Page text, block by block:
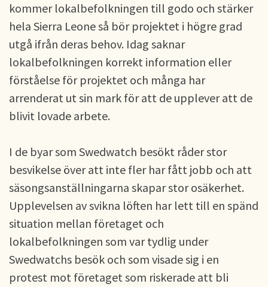
kommer lokalbefolkningen till godo och stärker
hela Sierra Leone så bör projektet i högre grad
utgå ifrån deras behov. Idag saknar
lokalbefolkningen korrekt information eller
förståelse för projektet och många har
arrenderat ut sin mark för att de upplever att de
blivit lovade arbete.
I de byar som Swedwatch besökt råder stor
besvikelse över att inte fler har fått jobb och att
säsongsanställningarna skapar stor osäkerhet.
Upplevelsen av svikna löften har lett till en spänd
situation mellan företaget och
lokalbefolkningen som var tydlig under
Swedwatchs besök och som visade sig i en
protest mot företaget som riskerade att bli